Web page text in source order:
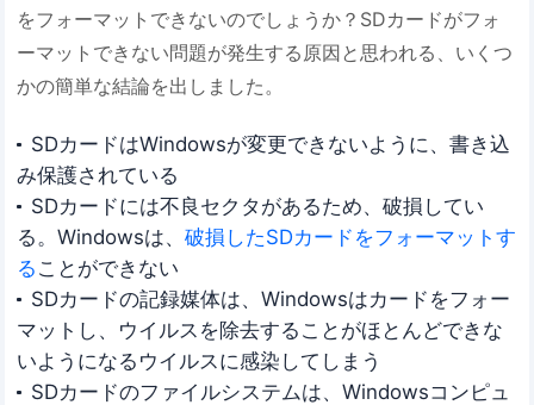
をフォーマットできないのでしょうか？SDカードがフォ
ーマットできない問題が発生する原因と思われる、いくつ
かの簡単な結論を出しました。
SDカードはWindowsが変更できないように、書き込
み保護されている
SDカードには不良セクタがあるため、破損してい
る。Windowsは、破損したSDカードをフォーマットす
る ことができない
SDカードの記録媒体は、Windowsはカードをフォー
マットし、ウイルスを除去することがほとんどできな
いようになるウイルスに感染してしまう
SDカードのファイルシステムは、Windowsコンピュ